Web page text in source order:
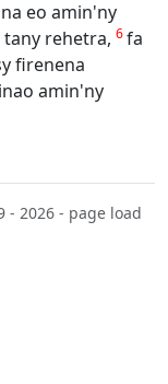
eo amin'ny
rehetra, 6fa
firenena
amin'ny
- 2026 - page load